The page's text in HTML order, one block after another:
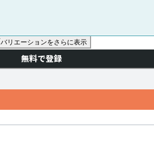
バリエーションをさらに表示
無料で登録